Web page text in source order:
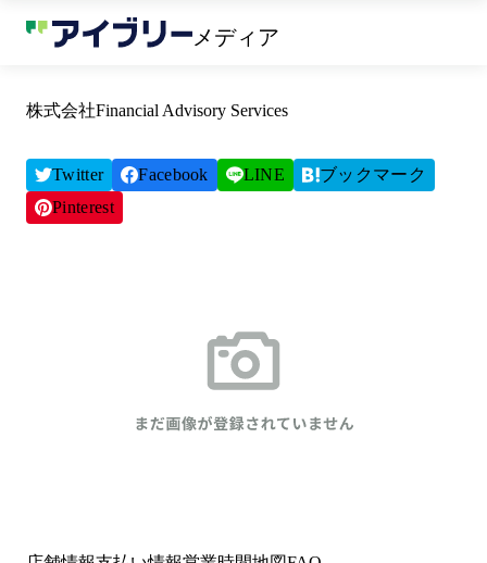
メディア
株式会社Financial Advisory Services
Twitter Facebook LINE
ブックマーク
Pinterest